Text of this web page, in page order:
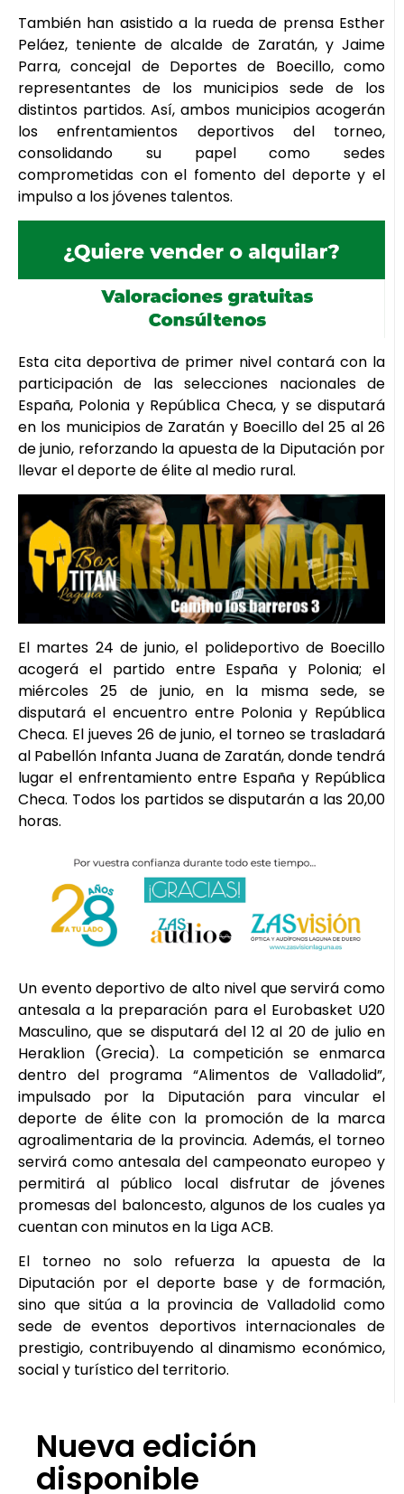
También han asistido a la rueda de prensa Esther
Peláez, teniente de alcalde de Zaratán, y Jaime
Parra, concejal de Deportes de Boecillo, como
representantes de los municipios sede de los
distintos partidos. Así, ambos municipios acogerán
los enfrentamientos deportivos del torneo,
consolidando su papel como sedes
comprometidas con el fomento del deporte y el
impulso a los jóvenes talentos.
Esta cita deportiva de primer nivel contará con la
participación de las selecciones nacionales de
España, Polonia y República Checa, y se disputará
en los municipios de Zaratán y Boecillo del 25 al 26
de junio, reforzando la apuesta de la Diputación por
llevar el deporte de élite al medio rural.
El martes 24 de junio, el polideportivo de Boecillo
acogerá el partido entre España y Polonia; el
miércoles 25 de junio, en la misma sede, se
disputará el encuentro entre Polonia y República
Checa. El jueves 26 de junio, el torneo se trasladará
al Pabellón Infanta Juana de Zaratán, donde tendrá
lugar el enfrentamiento entre España y República
Checa. Todos los partidos se disputarán a las 20,00
horas.
Un evento deportivo de alto nivel que servirá como
antesala a la preparación para el Eurobasket U20
Masculino, que se disputará del 12 al 20 de julio en
Heraklion (Grecia). La competición se enmarca
dentro del programa “Alimentos de Valladolid”,
impulsado por la Diputación para vincular el
deporte de élite con la promoción de la marca
agroalimentaria de la provincia. Además, el torneo
servirá como antesala del campeonato europeo y
permitirá al público local disfrutar de jóvenes
promesas del baloncesto, algunos de los cuales ya
cuentan con minutos en la Liga ACB.
El torneo no solo refuerza la apuesta de la
Diputación por el deporte base y de formación,
sino que sitúa a la provincia de Valladolid como
sede de eventos deportivos internacionales de
prestigio, contribuyendo al dinamismo económico,
social y turístico del territorio.
Nueva edición
disponible